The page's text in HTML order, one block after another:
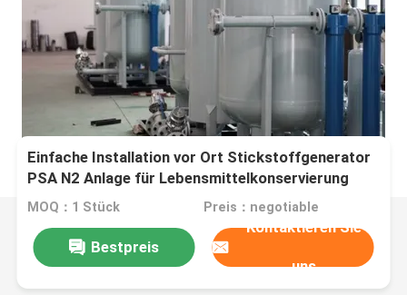
Einfache Installation vor Ort Stickstoffgenerator
PSA N2 Anlage für Lebensmittelkonservierung
MOQ：1 Stück Preis：negotiable
Bestpreis
Kontaktieren Sie
uns